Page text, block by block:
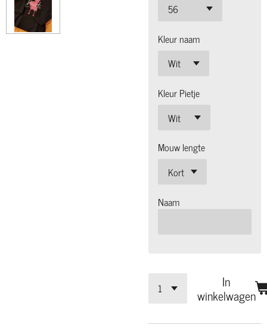
Kleur naam
Kleur Pietje
Mouw lengte
Naam
In
winkelwagen